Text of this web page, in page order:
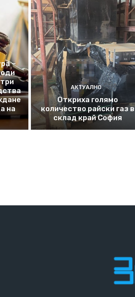
–
на
АКТУАЛНО
Откриха голямо
количество райски газ в
склад край София